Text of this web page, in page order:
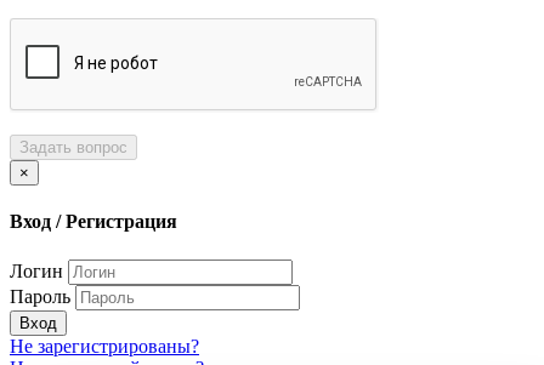
Задать вопрос
×
Вход / Регистрация
Логин
Пароль
Вход
Не зарегистрированы?